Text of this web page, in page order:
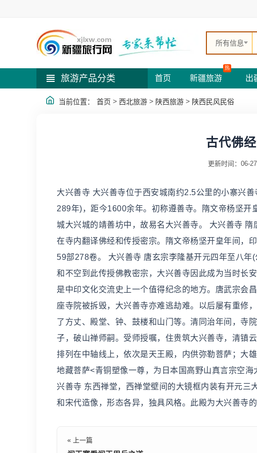
所有信息
旅游产品分类 首页 新疆旅游
热
出
当前位置： 首页 > 西北旅游 > 陕西旅游 > 陕西民风民俗
古代佛
更新时间：06-27
大兴善寺 大兴善寺位于西安城南约2.5公里的小寨兴
289年)，距今1600余年。初称遵善寺。隋文帝杨坚
城大兴城的靖善坊中，故易名大兴善寺。 大兴善寺
在寺内翻译佛经和传授密宗。隋文帝杨坚开皇年间，
59部278卷。 大兴善寺 唐玄宗李隆基开元四年至八
和不空到此传授佛教密宗，大兴善寺因此成为当时长
是中印文化交流史上一个值得纪念的地方。唐武宗会
座寺院被拆毁，大兴善寺亦难逃劫难。以后屡有重修
了方丈、殿堂、钟、鼓楼和山门等。清同治年间，寺
子，破山禅师嗣。受师授嘱，住贵筑大兴善寺，清镇
排列在中轴线上，依次是天王殿，内供弥勒菩萨；大
地藏菩萨<青铜塑像一尊，为日本国高野山真言宗空
兴善寺 东西禅堂，西禅堂壁间的大镜框内装有开元三
和宋代造像，形态各异，独具风格。此殿为大兴善寺的
« 上一篇